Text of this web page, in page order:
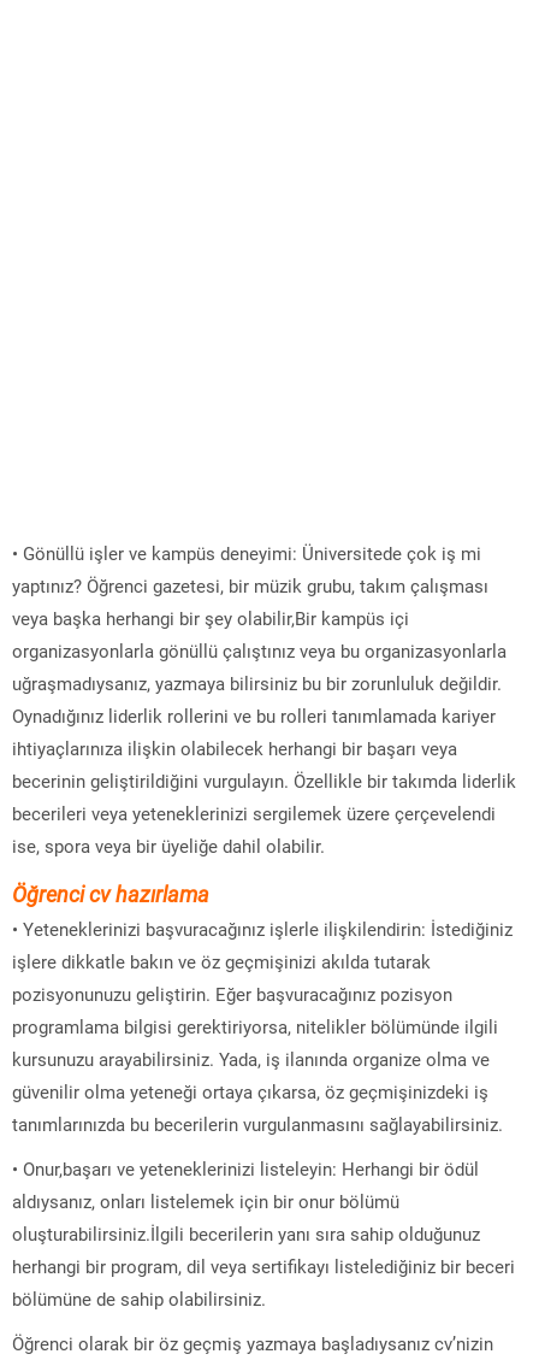
• Gönüllü işler ve kampüs deneyimi: Üniversitede çok iş mi
yaptınız? Öğrenci gazetesi, bir müzik grubu, takım çalışması
veya başka herhangi bir şey olabilir,Bir kampüs içi
organizasyonlarla gönüllü çalıştınız veya bu organizasyonlarla
uğraşmadıysanız, yazmaya bilirsiniz bu bir zorunluluk değildir.
Oynadığınız liderlik rollerini ve bu rolleri tanımlamada kariyer
ihtiyaçlarınıza ilişkin olabilecek herhangi bir başarı veya
becerinin geliştirildiğini vurgulayın. Özellikle bir takımda liderlik
becerileri veya yeteneklerinizi sergilemek üzere çerçevelendi
ise, spora veya bir üyeliğe dahil olabilir.
Öğrenci cv hazırlama
• Yeteneklerinizi başvuracağınız işlerle ilişkilendirin: İstediğiniz
işlere dikkatle bakın ve öz geçmişinizi akılda tutarak
pozisyonunuzu geliştirin. Eğer başvuracağınız pozisyon
programlama bilgisi gerektiriyorsa, nitelikler bölümünde ilgili
kursunuzu arayabilirsiniz. Yada, iş ilanında organize olma ve
güvenilir olma yeteneği ortaya çıkarsa, öz geçmişinizdeki iş
tanımlarınızda bu becerilerin vurgulanmasını sağlayabilirsiniz.
• Onur,başarı ve yeteneklerinizi listeleyin: Herhangi bir ödül
aldıysanız, onları listelemek için bir onur bölümü
oluşturabilirsiniz.İlgili becerilerin yanı sıra sahip olduğunuz
herhangi bir program, dil veya sertifikayı listelediğiniz bir beceri
bölümüne de sahip olabilirsiniz.
Öğrenci olarak bir öz geçmiş yazmaya başladıysanız cv’nizin